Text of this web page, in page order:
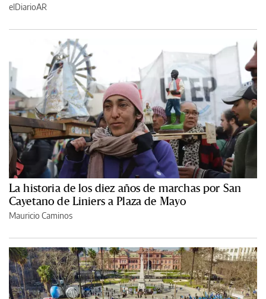
elDiarioAR
La historia de los diez años de marchas por San
Cayetano de Liniers a Plaza de Mayo
Mauricio Caminos